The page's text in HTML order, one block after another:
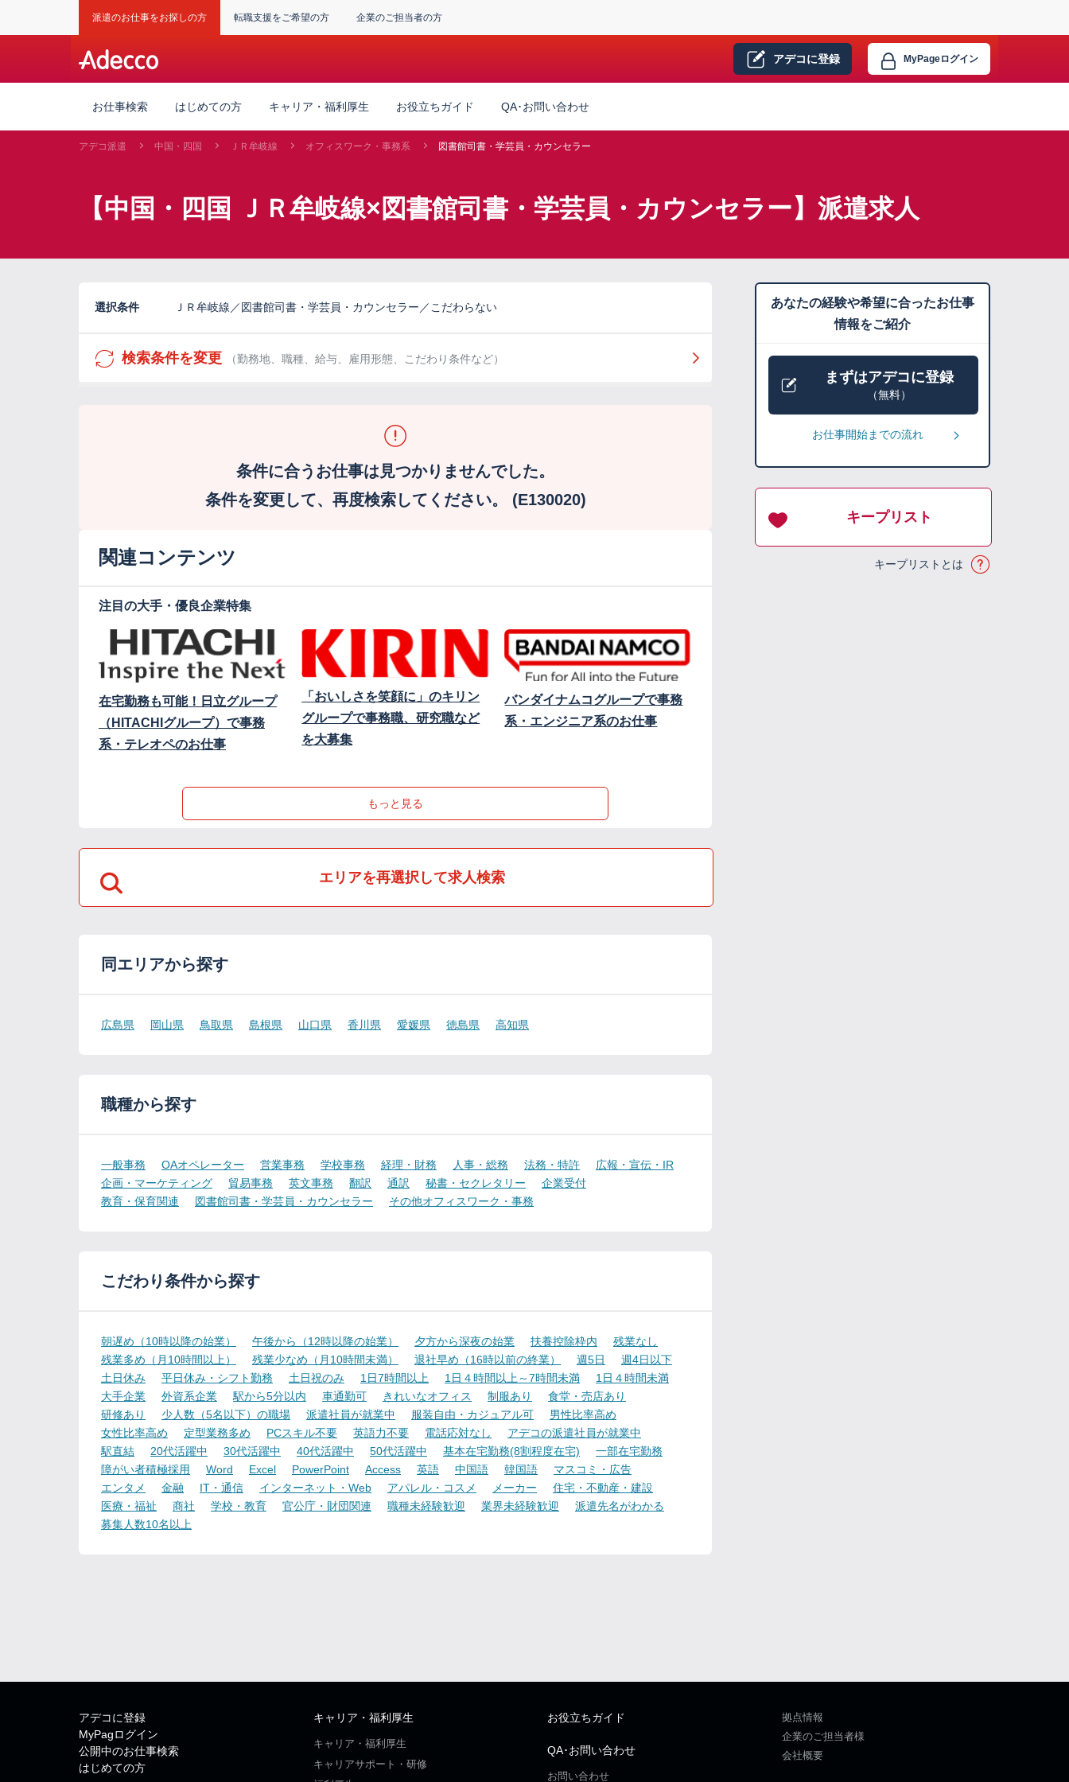
派遣のお仕事をお探しの方 転職支援をご希望の方 企業のご担当者の方
アデコに登録 MyPageログイン
お仕事検索 はじめての方 キャリア・福利厚生 お役立ちガイド QA･お問い合わせ
アデコ派遣 中国・四国 ＪＲ牟岐線 オフィスワーク・事務系 図書館司書・学芸員・カウンセラー
【中国・四国 ＪＲ牟岐線×図書館司書・学芸員・カウンセラー】派遣求人
選択条件 ＪＲ牟岐線／図書館司書・学芸員・カウンセラー／こだわらない
検索条件を変更 （勤務地、職種、給与、雇用形態、こだわり条件など）
条件に合うお仕事は見つかりませんでした。
条件を変更して、再度検索してください。 (E130020)
関連コンテンツ
注目の大手・優良企業特集
在宅勤務も可能！日立グループ
（HITACHIグループ）で事務
系・テレオペのお仕事
「おいしさを笑顔に」のキリン
グループで事務職、研究職など
を大募集
バンダイナムコグループで事務
系・エンジニア系のお仕事
もっと見る
エリアを再選択して求人検索
同エリアから探す
広島県 岡山県 鳥取県 島根県 山口県 香川県 愛媛県 徳島県 高知県
職種から探す
一般事務 OAオペレーター 営業事務 学校事務 経理・財務 人事・総務 法務・特許
広報・宣伝・IR
企画・マーケティング
貿易事務 英文事務 翻訳 通訳 秘書・セクレタリー
企業受付
教育・保育関連
図書館司書・学芸員・カウンセラー その他オフィスワーク・事務
こだわり条件から探す
朝遅め（10時以降の始業） 午後から（12時以降の始業） 夕方から深夜の始業 扶養控除枠内
残業なし
残業多め（月10時間以上）
残業少なめ（月10時間未満） 退社早め（16時以前の終業） 週5日
週4日以下
土日休み
平日休み・シフト勤務 土日祝のみ 1日7時間以上 1日４時間以上～7時間未満
1日４時間未満
大手企業
外資系企業 駅から5分以内 車通勤可 きれいなオフィス 制服あり
食堂・売店あり
研修あり
少人数（5名以下）の職場 派遣社員が就業中 服装自由・カジュアル可
男性比率高め
女性比率高め
定型業務多め PCスキル不要 英語力不要 電話応対なし
アデコの派遣社員が就業中
駅直結
20代活躍中 30代活躍中 40代活躍中 50代活躍中 基本在宅勤務(8割程度在宅)
一部在宅勤務
障がい者積極採用
Word Excel PowerPoint Access 英語 中国語 韓国語
マスコミ・広告
エンタメ
金融 IT・通信 インターネット・Web アパレル・コスメ メーカー
住宅・不動産・建設
医療・福祉
商社 学校・教育 官公庁・財団関連 職種未経験歓迎 業界未経験歓迎
派遣先名がわかる
募集人数10名以上
あなたの経験や希望に合ったお仕事
情報をご紹介
まずはアデコに登録
（無料）
お仕事開始までの流れ
キープリスト
キープリストとは
アデコに登録
MyPagログイン
公開中のお仕事検索
はじめての方
キャリア・福利厚生
キャリア・福利厚生
キャリアサポート・研修
お役立ちガイド
QA･お問い合わせ
お問い合わせ
拠点情報
企業のご担当者様
会社概要